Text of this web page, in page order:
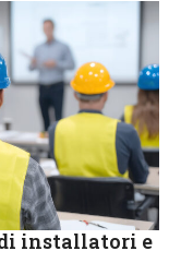
installatori e